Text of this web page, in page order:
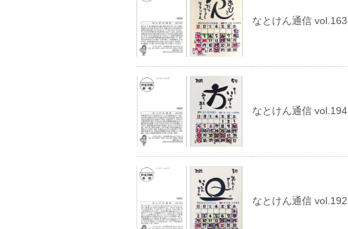
なとけん通信 vol.163
なとけん通信 vol.194
なとけん通信 vol.192